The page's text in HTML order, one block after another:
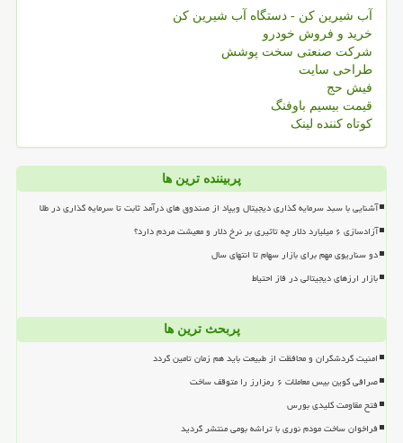
آب شیرین کن - دستگاه آب شیرین کن
خرید و فروش خودرو
شرکت صنعتی سخت پوشش
طراحی سایت
فیش حج
قیمت بیسیم باوفنگ
کوتاه کننده لینک
پربیننده ترین ها
آشنایی با سبد سرمایه گذاری دیجیتال ویپاد از صندوق های درآمد ثابت تا سرمایه گذاری در طلا
آزادسازی ۶ میلیارد دلار چه تاثیری بر نرخ دلار و معیشت مردم دارد؟
دو سناریوی مهم برای بازار سهام تا انتهای سال
بازار ارزهای دیجیتالی در فاز احتیاط
پربحث ترین ها
امنیت گردشگران و محافظت از طبیعت باید هم زمان تامین گردد
صرافی کوین بیس معاملات ۶ رمزارز را متوقف ساخت
فتح مقاومت کلیدی بورس
فراخوان ساخت مودم نوری با تراشه بومی منتشر گردید